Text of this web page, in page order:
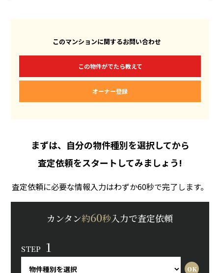
このマンションに関するお問い合わせ
この物件がでたら教えて
オーナー登録
まずは、自分の物件種別を選択してから
査定依頼をスタートしてみましょう!
査定依頼に必要な情報入力はわずか60秒で完了します。
カンタン約60秒入力で査定依頼
STEP 1